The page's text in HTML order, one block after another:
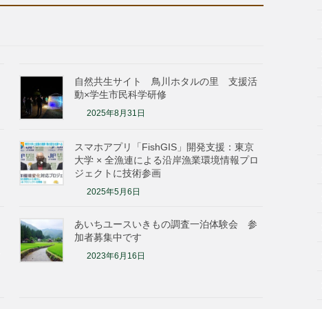
自然共生サイト 鳥川ホタルの里 支援活
動×学生市民科学研修
2025年8月31日
スマホアプリ「FishGIS」開発支援：東京
大学 × 全漁連による沿岸漁業環境情報プロ
ジェクトに技術参画
2025年5月6日
あいちユースいきもの調査一泊体験会 参
加者募集中です
2023年6月16日